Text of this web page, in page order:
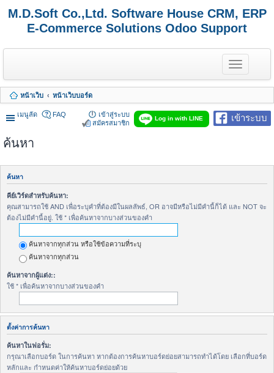
M.D.Soft Co.,Ltd. Software House CRM, ERP
E-Commerce Solutions Odoo Support
T
o
g
l
e
n
a
a
i
หน้าเว็บ หน้าเว็บบอร์ด
เมนูลัด เข้าระบบ
Log in with LINE
FAQ
เข้าสู่ระบบ
สมัครสมาชิก
ค้นหา
ค้นหา
คีย์เวิร์ดสำหรับค้นหา:
คุณสามารถใช้ AND เพื่อระบุคำที่ต้องมีในผลลัพธ์, OR อาจมีหรือไม่มีคำนี้ก็ได้ และ NOT จะ
ต้องไม่มีคำนี้อยู่. ใช้ * เพื่อค้นหาจากบางส่วนของคำ
ค้นหาจากทุกส่วน หรือใช้ข้อความที่ระบุ
ค้นหาจากทุกส่วน
ค้นหาจากผู้แต่ง::
ใช้ * เพื่อค้นหาจากบางส่วนของคำ
ตั้งค่าการค้นหา
ค้นหาในฟอรั่ม:
กรุณาเลือกบอร์ด ในการค้นหา หากต้องการค้นหาบอร์ดย่อยสามารถทำได้โดย เลือกที่บอร์ด
หลักและ กำหนดค่าให้ค้นหาบอร์ดย่อยด้วย